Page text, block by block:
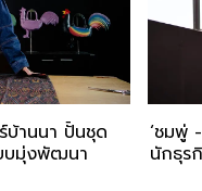
บ้านนา ปั้นชุด
บมุ่งพัฒนา
‘ชมพู่
นักธุร